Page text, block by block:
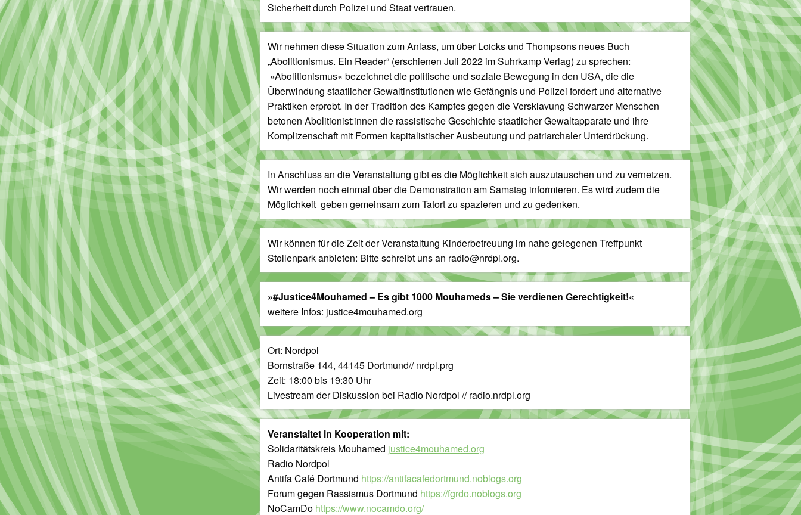
Sicherheit durch Polizei und Staat vertrauen.
Wir nehmen diese Situation zum Anlass, um über Loicks und Thompsons neues Buch
„Abolitionismus. Ein Reader“ (erschienen Juli 2022 im Suhrkamp Verlag) zu sprechen:
»Abolitionismus« bezeichnet die politische und soziale Bewegung in den USA, die die
Überwindung staatlicher Gewaltinstitutionen wie Gefängnis und Polizei fordert und alternative
Praktiken erprobt. In der Tradition des Kampfes gegen die Versklavung Schwarzer Menschen
betonen Abolitionist:innen die rassistische Geschichte staatlicher Gewaltapparate und ihre
Komplizenschaft mit Formen kapitalistischer Ausbeutung und patriarchaler Unterdrückung.
In Anschluss an die Veranstaltung gibt es die Möglichkeit sich auszutauschen und zu vernetzen.
Wir werden noch einmal über die Demonstration am Samstag informieren. Es wird zudem die
Möglichkeit geben gemeinsam zum Tatort zu spazieren und zu gedenken.
Wir können für die Zeit der Veranstaltung Kinderbetreuung im nahe gelegenen Treffpunkt
Stollenpark anbieten: Bitte schreibt uns an radio@nrdpl.org.
»#Justice4Mouhamed – Es gibt 1000 Mouhameds – Sie verdienen Gerechtigkeit!«
weitere Infos: justice4mouhamed.org
Ort: Nordpol
Bornstraße 144, 44145 Dortmund// nrdpl.prg
Zeit: 18:00 bis 19:30 Uhr
Livestream der Diskussion bei Radio Nordpol // radio.nrdpl.org
Veranstaltet in Kooperation mit:
Solidaritätskreis Mouhamed justice4mouhamed.org
Radio Nordpol
Antifa Café Dortmund https://antifacafedortmund.noblogs.org
Forum gegen Rassismus Dortmund https://fgrdo.noblogs.org
NoCamDo https://www.nocamdo.org/